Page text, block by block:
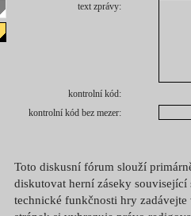
text zprávy:
kontrolní kód:
kontrolní kód bez mezer:
Toto diskusní fórum slouží
diskutovat herní záseky
technické funkčnosti hry